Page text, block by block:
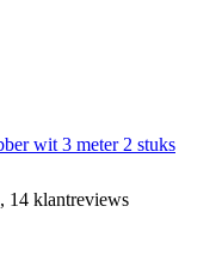
wit 3 meter 2 stuks
14 klantreviews